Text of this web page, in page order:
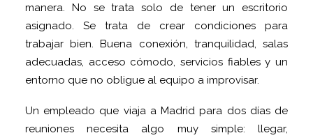
manera. No se trata solo de tener un escritorio
asignado. Se trata de crear condiciones para
trabajar bien. Buena conexión, tranquilidad, salas
adecuadas, acceso cómodo, servicios fiables y un
entorno que no obligue al equipo a improvisar.
Un empleado que viaja a Madrid para dos días de
reuniones necesita algo muy simple: llegar,